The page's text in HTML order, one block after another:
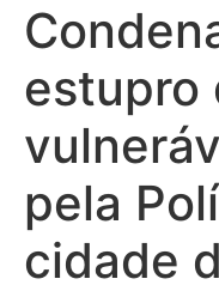
estupro
pela
cidade